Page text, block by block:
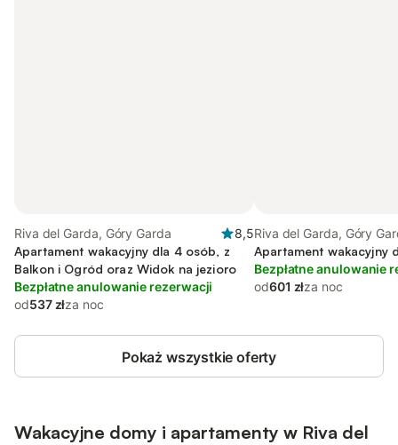
Riva del Garda, Góry Garda
8,5
Apartament wakacyjny dla 4 osób, z
Balkon i Ogród oraz Widok na jezioro
Bezpłatne anulowanie rezerwacji
od537 złza noc
Riva del Garda, Góry
Apartament wakacyjny
Bezpłatne anulowanie
od601 złza noc
Pokaż wszystkie oferty
Wakacyjne domy i apartamenty w Riva del